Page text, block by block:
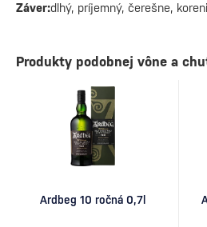
Záver:dlhý, príjemný, čerešne,
Produkty podobnej vône a
Ardbeg 10 ročná 0,7l